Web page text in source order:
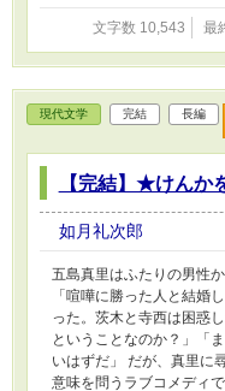
文字数 10,543 最
現代文学 完結 長編
【完結】★けんか
如月礼次郎
五島真里はふたりの男性
「喧嘩に勝った人と結婚
った。茨木と寺西は困惑
ということなのか？」「
いはずだ」 だが、真里に
意味を問うラブコメディで